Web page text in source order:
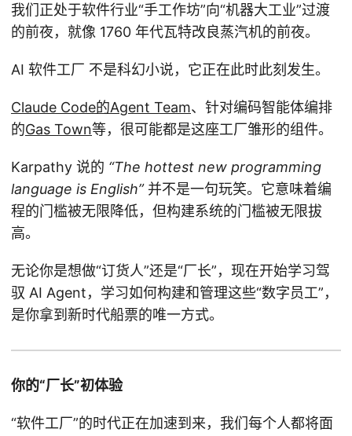
我们正处于软件行业“手工作坊”向“机器大工业”过渡
的前夜，就像 1760 年代瓦特改良蒸汽机的前夜。
AI 软件工厂 不是科幻小说，它正在此时此刻发生。
Claude Code的Agent Team、针对编码智能体编排
的Gas Town等，很可能都是这座工厂雏形的组件。
Karpathy 说的 “The hottest new programming
language is English”并不是一句玩笑。它意味着编
程的门槛被无限降低，但构建系统的门槛被无限拔
高。
无论你是想做“订货人”还是“厂长”，现在开始学习驾
驭 AI Agent，学习如何构建和管理这些“数字员工”，
是你拿到新时代船票的唯一方式。
你的“厂长”初体验
“软件工厂”的时代正在加速到来，我们每个人都将面